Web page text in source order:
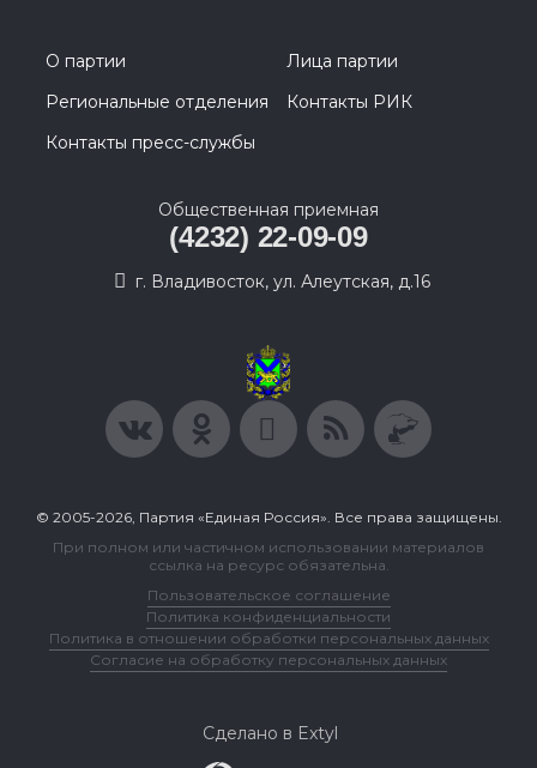
О партии
Лица партии
Региональные отделения
Контакты РИК
Контакты пресс-службы
Общественная приемная
(4232) 22-09-09
г. Владивосток, ул. Алеутская, д.16
© 2005-2026, Партия «Единая Россия». Все права защищены.
При полном или частичном использовании материалов
ссылка на ресурс обязательна.
Пользовательское соглашение
Политика конфиденциальности
Политика в отношении обработки персональных данных
Согласие на обработку персональных данных
Сделано в Extyl